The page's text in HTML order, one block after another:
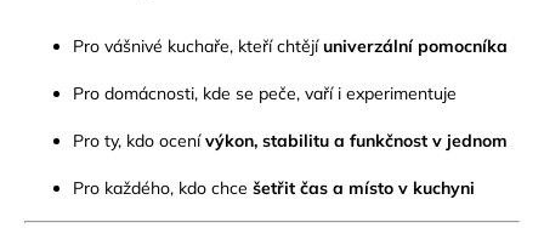
Pro vášnivé kuchaře, kteří chtějíuniverzální pomocníka
Pro domácnosti, kde se peče, vaří i experimentuje
Pro ty, kdo ocenívýkon, stabilitu a funkčnost v jednom
Pro každého, kdo chce šetřit čas a místo v kuchyni